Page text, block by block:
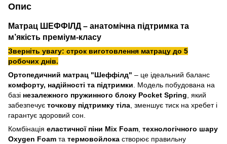
Опис
Матрац ШЕФФІЛД – анатомічна підтримка та
м’якість преміум-класу
Зверніть увагу: строк виготовлення матрацу до 5
робочих днів.
Ортопедичний матрац "Шеффілд" – це ідеальний баланс
комфорту, надійності та підтримки . Модель побудована на
базі незалежного пружинного блоку Pocket Spring , який
забезпечує точкову підтримку тіла , зменшує тиск на хребет і
гарантує здоровий сон.
Комбінація еластичної піни Mix Foam технологічного шару
Oxygen Foam та термовойлока створює правильну